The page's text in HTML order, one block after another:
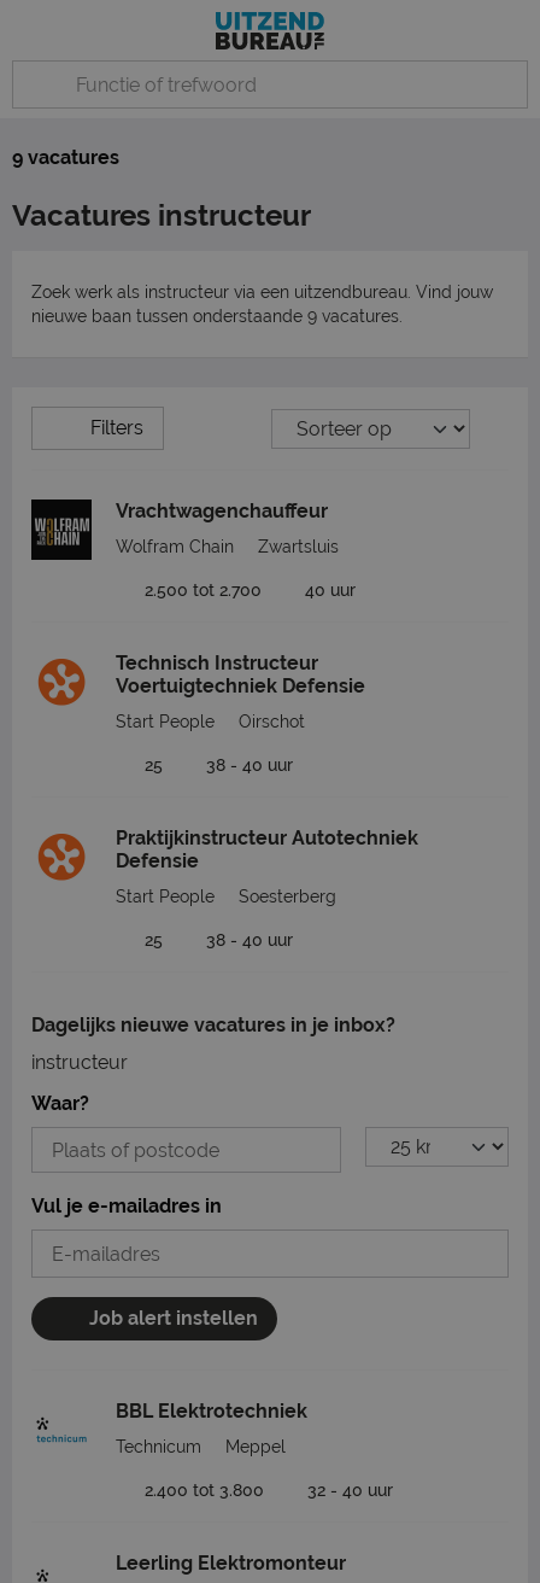
9 vacatures
Vacatures instructeur
Zoek werk als instructeur via een uitzendbureau. Vind jouw
nieuwe baan tussen onderstaande 9 vacatures.
Filters
Vrachtwagenchauffeur
Wolfram Chain Zwartsluis
2.500 tot 2.700 40 uur
Technisch Instructeur
Voertuigtechniek Defensie
Start People Oirschot
25 38 - 40 uur
Praktijkinstructeur Autotechniek
Defensie
Start People Soesterberg
25 38 - 40 uur
Dagelijks nieuwe vacatures in je inbox?
instructeur
Waar?
Vul je e-mailadres in
Job alert instellen
BBL Elektrotechniek
Technicum Meppel
2.400 tot 3.800 32 - 40 uur
Leerling Elektromonteur